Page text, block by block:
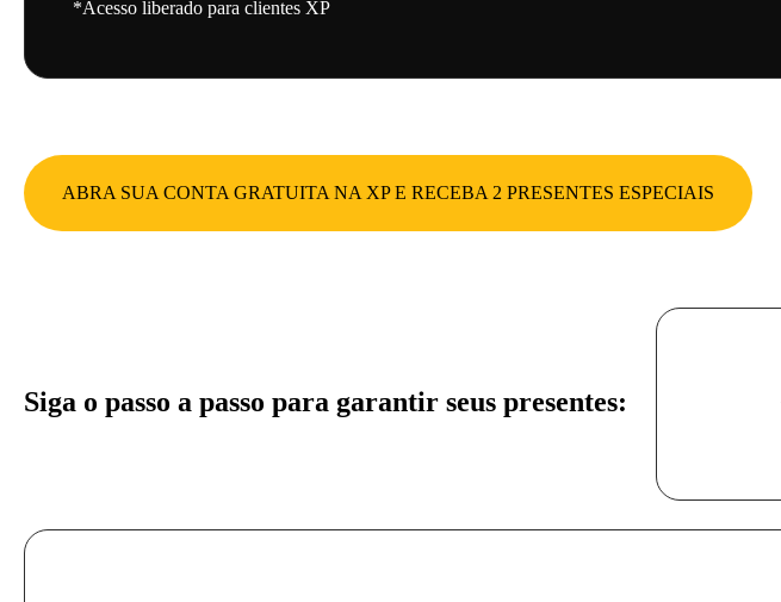
*Acesso liberado para clientes XP
ABRA SUA CONTA GRATUITA NA XP E RECEBA 2 PRESENTES ESPECIAIS
Siga o passo a passo para garantir seus presentes: